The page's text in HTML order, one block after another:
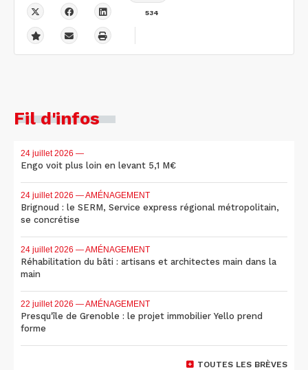
534
Fil d'infos
24 juillet 2026 —
Engo voit plus loin en levant 5,1 M€
24 juillet 2026 — AMÉNAGEMENT
Brignoud : le SERM, Service express régional métropolitain,
se concrétise
24 juillet 2026 — AMÉNAGEMENT
Réhabilitation du bâti : artisans et architectes main dans la
main
22 juillet 2026 — AMÉNAGEMENT
Presqu'île de Grenoble : le projet immobilier Yello prend
forme
TOUTES LES BRÈVES